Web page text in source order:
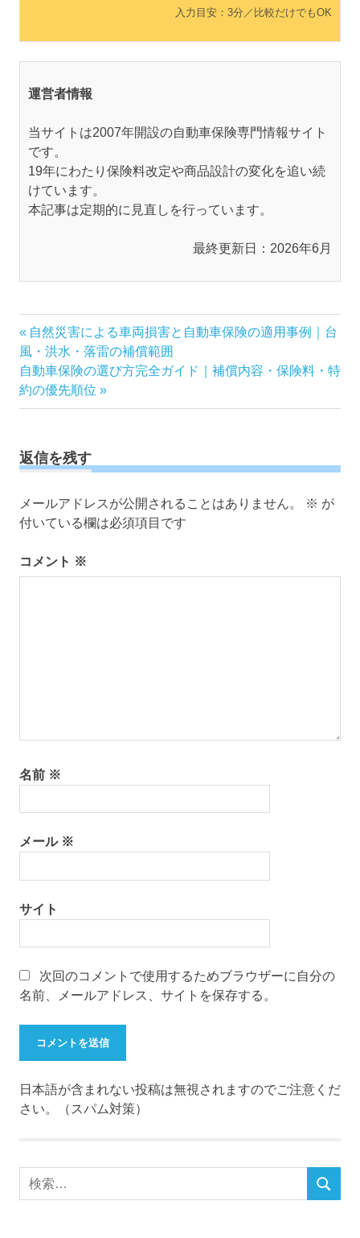
入力目安：3分／比較だけでもOK
運営者情報
当サイトは2007年開設の自動車保険専門情報サイト
です。
19年にわたり保険料改定や商品設計の変化を追い続
けています。
本記事は定期的に見直しを行っています。
最終更新日：2026年6月
投
稿
ナ
ビ
シ
ン
前
の
記
事:
自然災害による車両損害と自動車保険の適用事例｜台
風・洪水・落雷の補償範囲
次
の
記
自動車保険の選び方完全ガイド｜補償内容・保険料・特
約の優先順位
返信を残す
メールアドレスが公開されることはありません。 ※ が
付いている欄は必須項目です
コメント ※
名前 ※
メール ※
サイト
次回のコメントで使用するためブラウザーに自分の
名前、メールアドレス、サイトを保存する。
日本語が含まれない投稿は無視されますのでご注意くだ
さい。（スパム対策）
検
検